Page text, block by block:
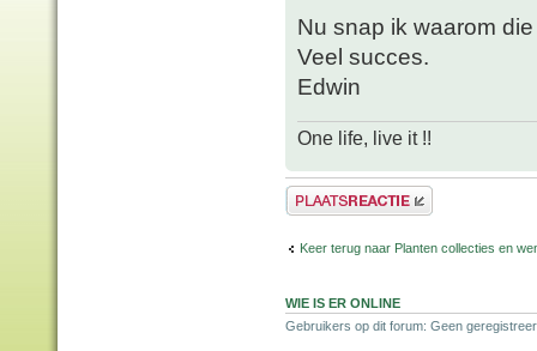
Nu snap ik waarom
Veel succes.
Edwin
One life, live it !!
Plaats een reactie
Keer terug naar Planten collecties en
WIE IS ER ONLINE
Gebruikers op dit forum: Geen